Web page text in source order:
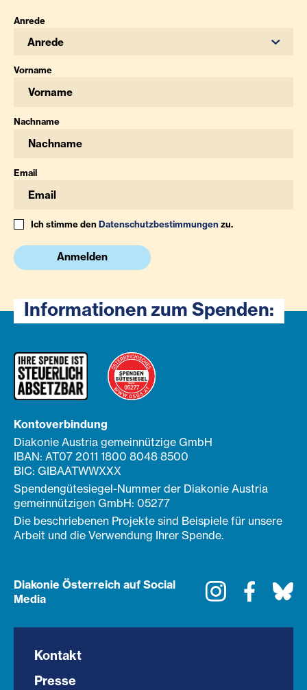
Anrede
Anrede
Vorname
Nachname
Email
Ich stimme denDatenschutzbestimmungenzu.
Anmelden
Informationen zum Spenden:
Kontoverbindung
Diakonie Austria gemeinnützige GmbH
IBAN: AT07 2011 1800 8048 8500
BIC: GIBAATWWXXX
Spendengütesiegel-Nummer der Diakonie Austria
gemeinnützigen GmbH: 05277
Die beschriebenen Projekte sind Beispiele für unsere
Arbeit und die Verwendung Ihrer Spende.
Diakonie Österreich auf Social
Media
Instagram
Kontakt
Presse